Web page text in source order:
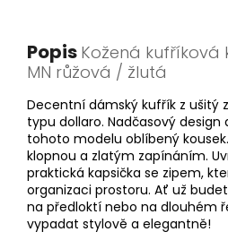
Popis Kožená kufříková
MN růžová / žlutá
Decentní dámský kufřík z ušitý
typu dollaro. Nadčasový design
tohoto modelu oblíbený
klopnou a zlatým zapínáním.
praktická kapsička se zipem,
organizaci prostoru. Ať už
na předloktí nebo na dlouhém
vypadat stylově a elegantně!